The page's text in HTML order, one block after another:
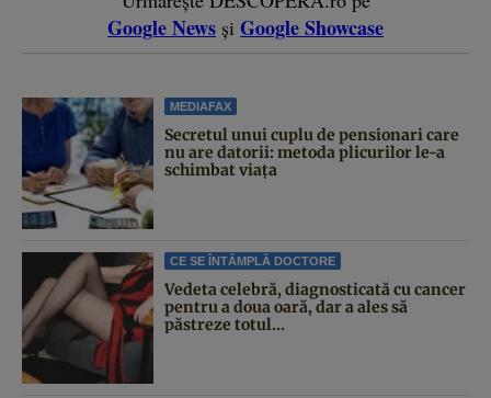
Google News și Google Showcase
MEDIAFAX
Secretul unui cuplu de pensionari care
nu are datorii: metoda plicurilor le-a
schimbat viața
CE SE ÎNTÂMPLĂ DOCTORE
Vedeta celebră, diagnosticată cu cancer
pentru a doua oară, dar a ales să
păstreze totul...